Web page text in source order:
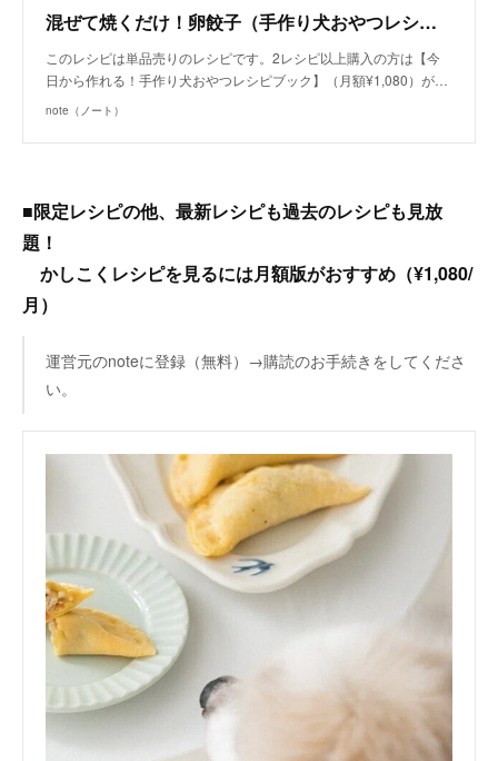
混ぜて焼くだけ！卵餃子（手作り犬おやつレシピ）/単品購入｜いちかわあやこ（犬ごはん先生）｜note
このレシピは単品売りのレシピです。2レシピ以上購入の方は【今
日から作れる！手作り犬おやつレシピブック】（月額¥1,080）が…
note（ノート）
■限定レシピの他、最新レシピも過去のレシピも見放
題！
かしこくレシピを見るには月額版がおすすめ（¥1,080/
月）
運営元のnoteに登録（無料）→購読のお手続きをしてくださ
い。